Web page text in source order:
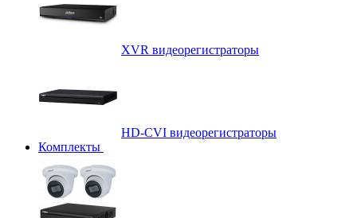
XVR видеорегистраторы
HD-CVI видеорегистраторы
Комплекты